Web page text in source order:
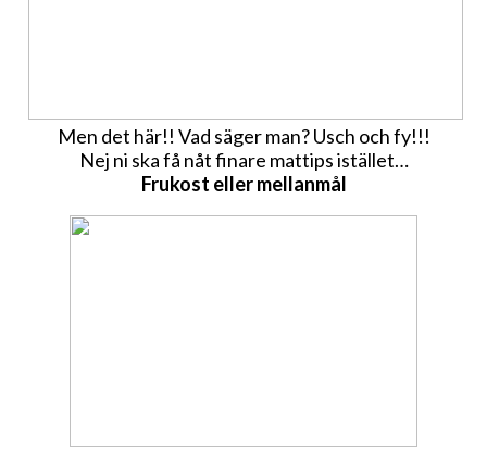
Men det här!! Vad säger man? Usch och fy!!!
Nej ni ska få nåt finare mattips istället…
Frukost eller mellanmål